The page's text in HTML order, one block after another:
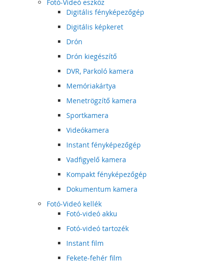
Fotó-Videó eszköz
Digitális fényképezőgép
Digitális képkeret
Drón
Drón kiegészítő
DVR, Parkoló kamera
Memóriakártya
Menetrögzítő kamera
Sportkamera
Videókamera
Instant fényképezőgép
Vadfigyelő kamera
Kompakt fényképezőgép
Dokumentum kamera
Fotó-Videó kellék
Fotó-videó akku
Fotó-videó tartozék
Instant film
Fekete-fehér film